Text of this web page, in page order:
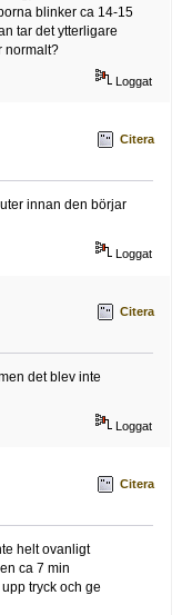
blinker ca 14-15
tar det ytterligare
normalt?
Loggat
Citera
innan den börjar
Loggat
Citera
det blev inte
Loggat
Citera
helt ovanligt
ca 7 min
tryck och ge